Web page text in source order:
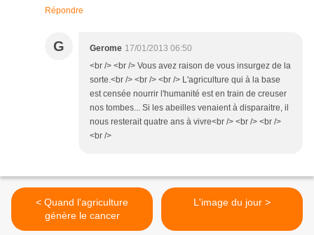
Répondre
G Gerome 17/01/2013 06:50
<br /> <br /> Vous avez raison de vous insurgez de la
sorte.<br /> <br /> <br /> L'agriculture qui à la base
est censée nourrir l'humanité est en train de creuser
nos tombes... Si les abeilles venaient à disparaitre, il
nous resterait quatre ans à vivre<br /> <br /> <br />
<br />
< Quand l'agriculture
génère le cancer
L'image du jour >